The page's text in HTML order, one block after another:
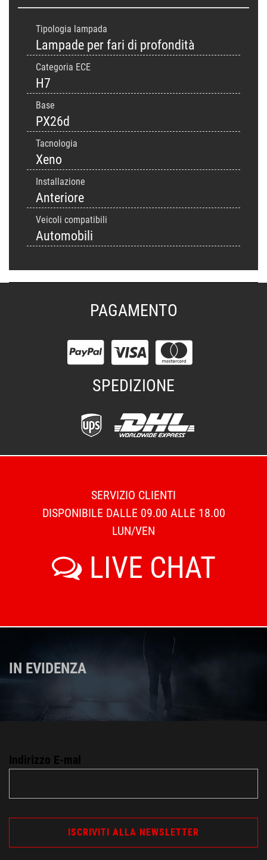
Tipologia lampada
Lampade per fari di profondità
Categoria ECE
H7
Base
PX26d
Tacnologia
Xeno
Installazione
Anteriore
Veicoli compatibili
Automobili
PAGAMENTO
SPEDIZIONE
SERVIZIO CLIENTI
DISPONIBILE DALLE 09.00 ALLE 18.00
LUN/VEN
LIVE CHAT
IN EVIDENZA
Indirizzo E-mal